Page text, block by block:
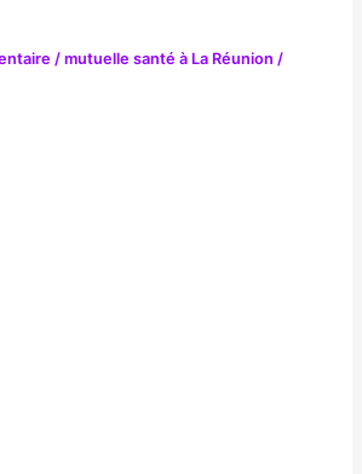
/mutuelle santé à La Réunion /